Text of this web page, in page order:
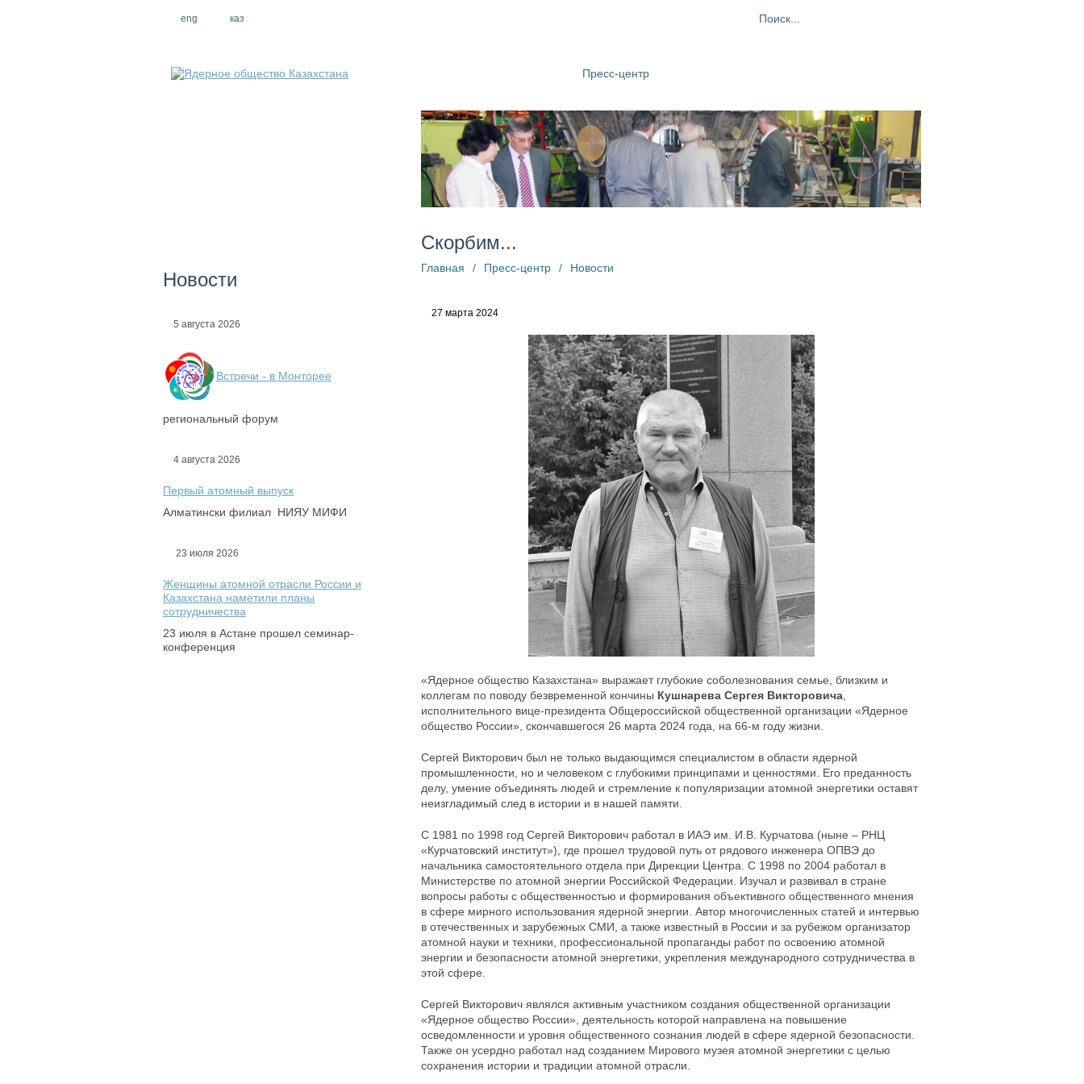
eng каз
Новости
5 августа 2026
Встречи - в Монторее
региональный форум
4 августа 2026
Первый атомный выпуск
Алматински филиал НИЯУ МИФИ
23 июля 2026
Женщины атомной отрасли России и
Казахстана наметили планы
сотрудничества
23 июля в Астане прошел семинар-
конференция
Пресс-центр
Скорбим...
Главная / Пресс-центр / Новости
27 марта 2024
«Ядерное общество Казахстана» выражает глубокие соболезнования семье, близким и
коллегам по поводу безвременной кончины Кушнарева Сергея Викторовича
исполнительного вице-президента Общероссийской общественной организации «Ядерное
общество России», скончавшегося 26 марта 2024 года, на 66-м году жизни.
Сергей Викторович был не только выдающимся специалистом в области ядерной
промышленности, но и человеком с глубокими принципами и ценностями. Его преданность
делу, умение объединять людей и стремление к популяризации атомной энергетики оставят
неизгладимый след в истории и в нашей памяти.
С 1981 по 1998 год Сергей Викторович работал в ИАЭ им. И.В. Курчатова (ныне – РНЦ
«Курчатовский институт»), где прошел трудовой путь от рядового инженера ОПВЭ до
начальника самостоятельного отдела при Дирекции Центра. С 1998 по 2004 работал в
Министерстве по атомной энергии Российской Федерации. Изучал и развивал в стране
вопросы работы с общественностью и формирования объективного общественного мнения
в сфере мирного использования ядерной энергии. Автор многочисленных статей и интервью
в отечественных и зарубежных СМИ, а также известный в России и за рубежом организатор
атомной науки и техники, профессиональной пропаганды работ по освоению атомной
энергии и безопасности атомной энергетики, укрепления международного сотрудничества в
этой сфере.
Сергей Викторович являлся активным участником создания общественной организации
«Ядерное общество России», деятельность которой направлена на повышение
осведомленности и уровня общественного сознания людей в сфере ядерной безопасности.
Также он усердно работал над созданием Мирового музея атомной энергетики с целью
сохранения истории и традиции атомной отрасли.